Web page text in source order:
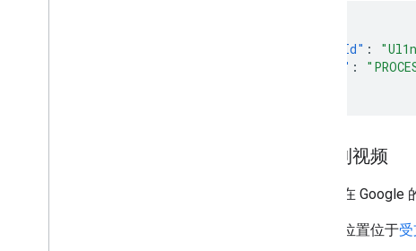
"videoId" :
"state" :
找不到视频
视频不在
如果该位置位于